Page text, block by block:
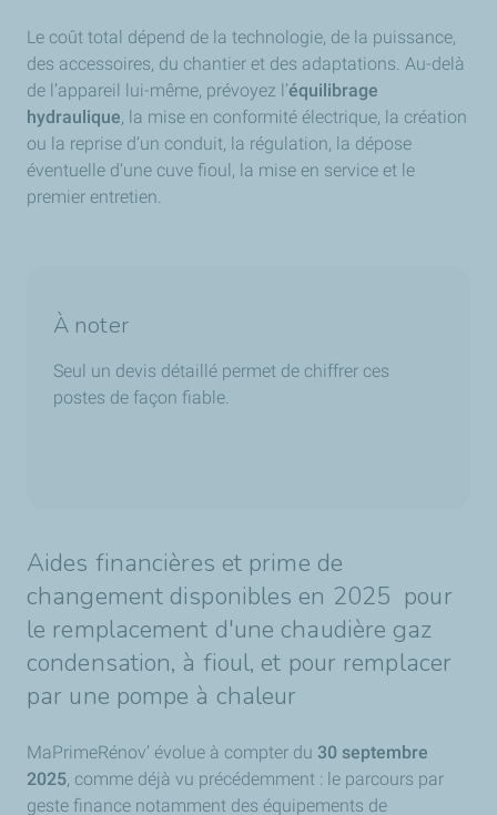
Le coût total dépend de la technologie, de la puissance,
des accessoires, du chantier et des adaptations. Au-delà
de l’appareil lui-même, prévoyez l’équilibrage
hydraulique, la mise en conformité électrique, la création
ou la reprise d’un conduit, la régulation, la dépose
éventuelle d’une cuve fioul, la mise en service et le
premier entretien.
À noter
Seul un devis détaillé permet de chiffrer ces
postes de façon fiable.
Aides financières et prime de
changement disponibles en 2025 pour
le remplacement d'une chaudière gaz
condensation, à fioul, et pour remplacer
par une pompe à chaleur
MaPrimeRénov’ évolue à compter du 30 septembre
2025, comme déjà vu précédemment : le parcours par
geste finance notamment des équipements de